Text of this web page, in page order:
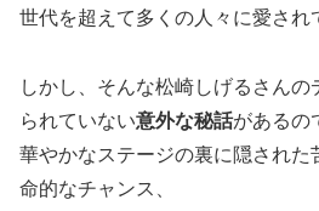
世代を超えて多くの人々に愛され
しかし、そんな松崎しげるさん
られていない意外な秘話があるの
華やかなステージの裏に隠された
命的なチャンス、